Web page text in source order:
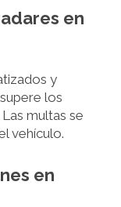
en
y
los
multas se
vehículo.
en